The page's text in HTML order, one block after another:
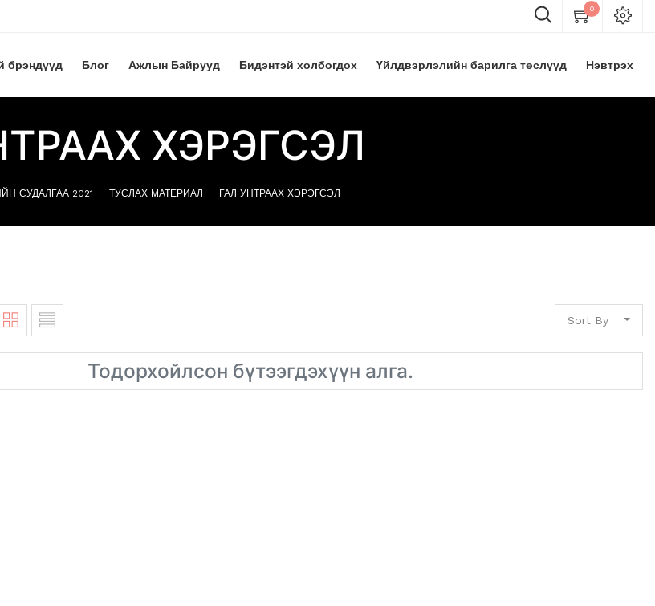
0
брэндүүд Блог Ажлын Байрууд Бидэнтэй холбогдох Үйлдвэрлэлийн барилга төслүүд Нэвтрэх
ХЭРЭГСЭЛ
СУДАЛГАА 2021 ТУСЛАХ МАТЕРИАЛ ГАЛ УНТРААХ ХЭРЭГСЭЛ
Sort By
Тодорхойлсон бүтээгдэхүүн алга.